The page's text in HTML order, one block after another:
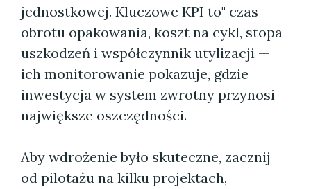
jednostkowej. Kluczowe KPI to" czas
obrotu opakowania, koszt na cykl, stopa
uszkodzeń i współczynnik utylizacji —
ich monitorowanie pokazuje, gdzie
inwestycja w system zwrotny przynosi
największe oszczędności.
Aby wdrożenie było skuteczne, zacznij
od pilotażu na kilku projektach,